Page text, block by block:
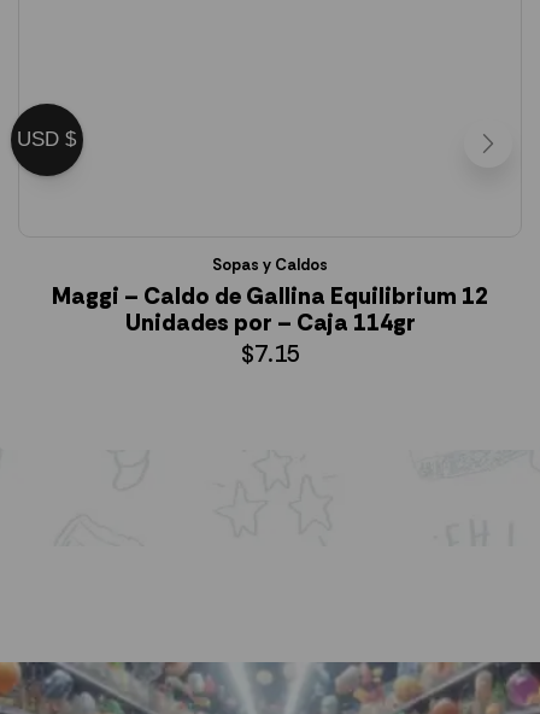
Sopas y Caldos
Maggi – Caldo de Gallina Equilibrium 12
Unidades por – Caja 114gr
$7.15
USD $